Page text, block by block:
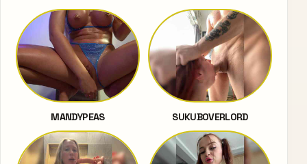
MANDYPEAS SUKUBOVERLORD